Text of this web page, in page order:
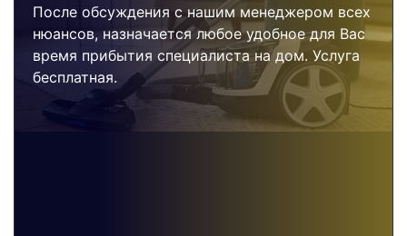
После обсуждения с нашим менеджером всех
нюансов, назначается любое удобное для Вас
время прибытия специалиста на дом. Услуга
бесплатная.